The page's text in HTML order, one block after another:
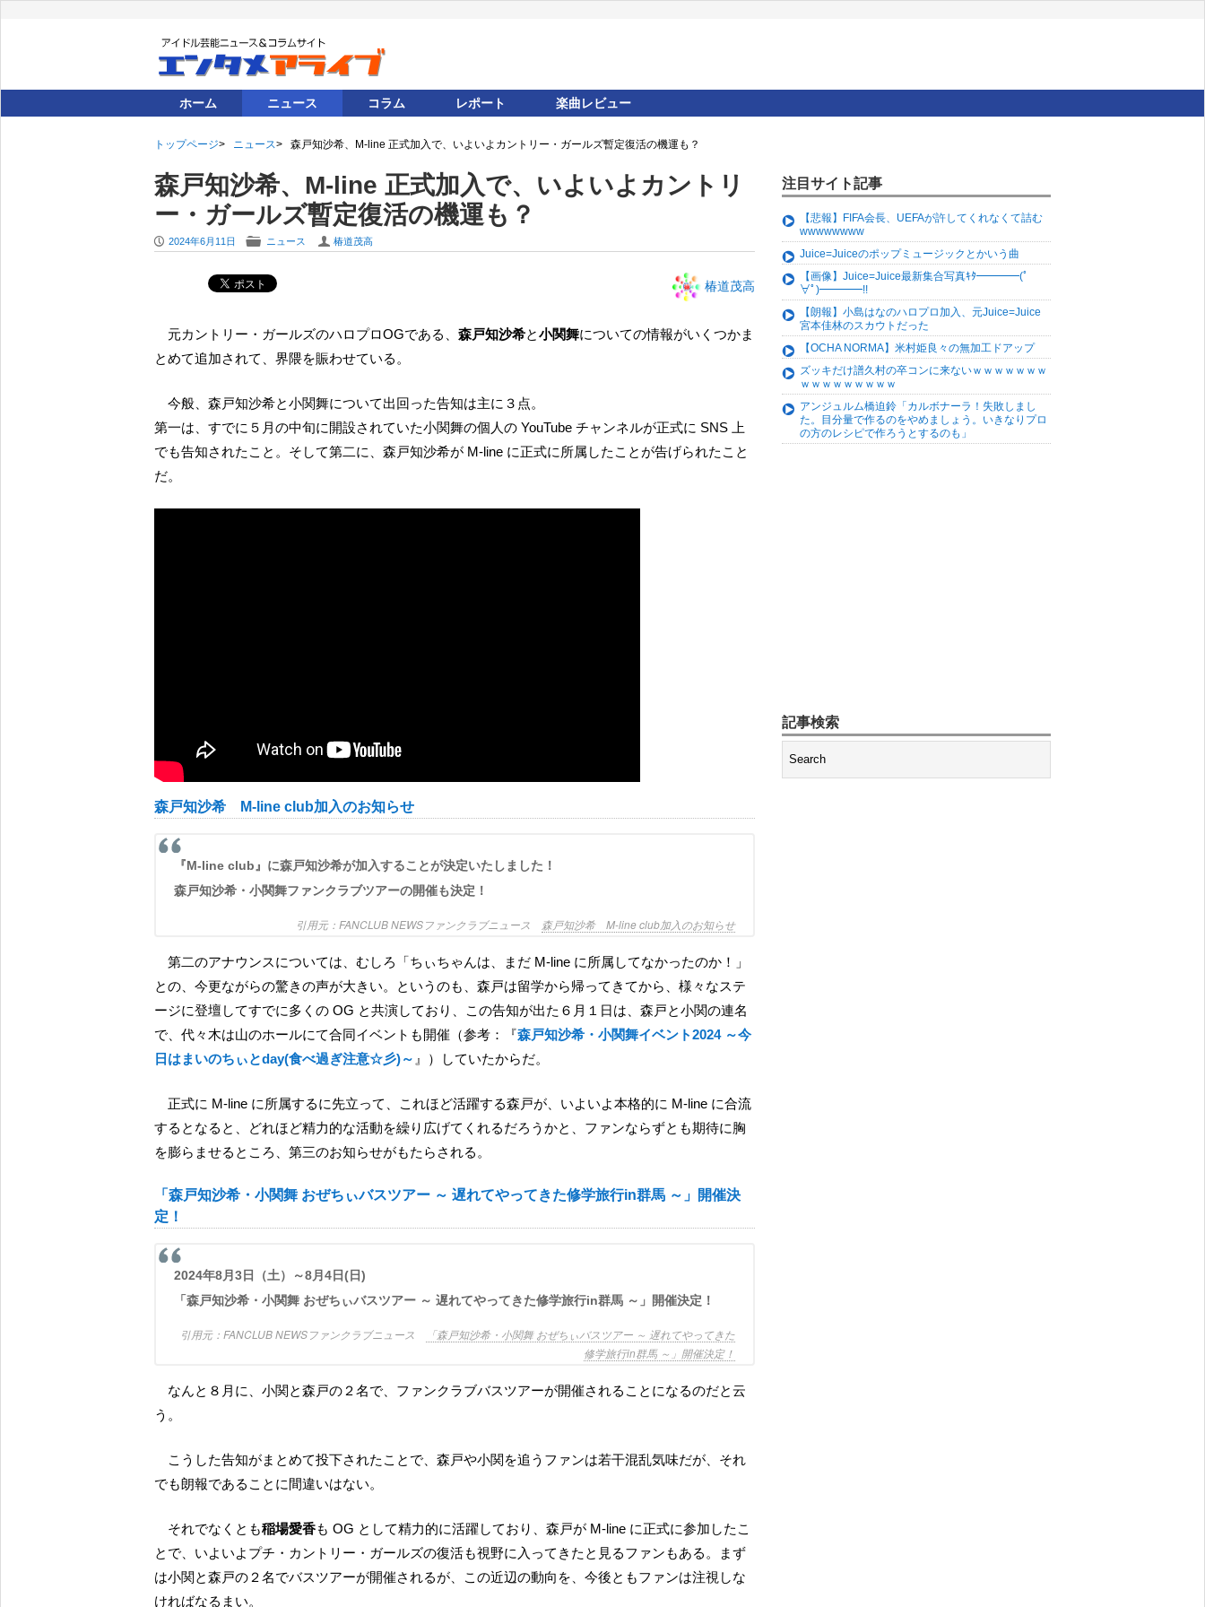
ホーム ニュース コラム レポート 楽曲レビュー
トップページ ニュース 森戸知沙希、M-line 正式加入で、いよいよカントリー・ガールズ暫定復活の機運も？
森戸知沙希、M-line 正式加入で、いよいよカントリ
ー・ガールズ暫定復活の機運も？
P 2024年6月11日 F ニュース U 椿道茂高
椿道茂高
元カントリー・ガールズのハロプロOGである、森戸知沙希と小関舞についての情報がいくつかま
とめて追加されて、界隈を賑わせている。
今般、森戸知沙希と小関舞について出回った告知は主に３点。
第一は、すでに５月の中旬に開設されていた小関舞の個人の YouTube チャンネルが正式に SNS 上
でも告知されたこと。そして第二に、森戸知沙希が M-line に正式に所属したことが告げられたこと
だ。
森戸知沙希 M-line club加入のお知らせ
『M-line club』に森戸知沙希が加入することが決定いたしました！
森戸知沙希・小関舞ファンクラブツアーの開催も決定！
FANCLUB NEWSファンクラブニュース 森戸知沙希 M-line club加入のお知らせ
第二のアナウンスについては、むしろ「ちぃちゃんは、まだ M-line に所属してなかったのか！」
との、今更ながらの驚きの声が大きい。というのも、森戸は留学から帰ってきてから、様々なステ
ージに登壇してすでに多くの OG と共演しており、この告知が出た６月１日は、森戸と小関の連名
で、代々木は山のホールにて合同イベントも開催（参考：『森戸知沙希・小関舞イベント2024 ～今
日はまいのちぃとday(食べ過ぎ注意☆彡)～ 』）していたからだ。
正式に M-line に所属するに先立って、これほど活躍する森戸が、いよいよ本格的に M-line に合流
するとなると、どれほど精力的な活動を繰り広げてくれるだろうかと、ファンならずとも期待に胸
を膨らませるところ、第三のお知らせがもたらされる。
「森戸知沙希・小関舞 おぜちぃバスツアー ～ 遅れてやってきた修学旅行in群馬 ～」開催決
定！
2024年8月3日（土）～8月4日(日)
「森戸知沙希・小関舞 おぜちぃバスツアー ～ 遅れてやってきた修学旅行in群馬 ～」開催決定！
FANCLUB NEWSファンクラブニュース
「森戸知沙希・小関舞 おぜちぃバスツアー ～ 遅れてやってきた
修学旅行in群馬 ～」開催決定！
なんと８月に、小関と森戸の２名で、ファンクラブバスツアーが開催されることになるのだと云
う。
こうした告知がまとめて投下されたことで、森戸や小関を追うファンは若干混乱気味だが、それ
でも朗報であることに間違いはない。
それでなくとも稲場愛香も OG として精力的に活躍しており、森戸が M-line に正式に参加したこ
とで、いよいよプチ・カントリー・ガールズの復活も視野に入ってきたと見るファンもある。まず
は小関と森戸の２名でバスツアーが開催されるが、この近辺の動向を、今後ともファンは注視しな
ければなるまい。
注目サイト記事
【悲報】FIFA会長、UEFAが許してくれなくて詰む
wwwwwwww
Juice=Juiceのポップミュージックとかいう曲
【画像】Juice=Juice最新集合写真ｷﾀ━━━━(ﾟ
∀ﾟ)━━━━!!
【朗報】小島はなのハロプロ加入、元Juice=Juice
宮本佳林のスカウトだった
【OCHA NORMA】米村姫良々の無加工ドアップ
ズッキだけ譜久村の卒コンに来ないｗｗｗｗｗｗｗ
ｗｗｗｗｗｗｗｗｗ
アンジュルム橋迫鈴「カルボナーラ！失敗しまし
た。目分量で作るのをやめましょう。いきなりプロ
の方のレシピで作ろうとするのも」
記事検索